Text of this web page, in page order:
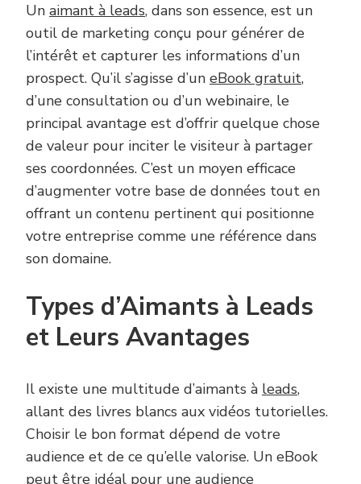
Un aimant à leads, dans son essence, est un
outil de marketing conçu pour générer de
l’intérêt et capturer les informations d’un
prospect. Qu’il s’agisse d’un eBook gratuit,
d’une consultation ou d’un webinaire, le
principal avantage est d’offrir quelque chose
de valeur pour inciter le visiteur à partager
ses coordonnées. C’est un moyen efficace
d’augmenter votre base de données tout en
offrant un contenu pertinent qui positionne
votre entreprise comme une référence dans
son domaine.
Types d’Aimants à Leads
et Leurs Avantages
Il existe une multitude d’aimants à leads,
allant des livres blancs aux vidéos tutorielles.
Choisir le bon format dépend de votre
audience et de ce qu’elle valorise. Un eBook
peut être idéal pour une audience